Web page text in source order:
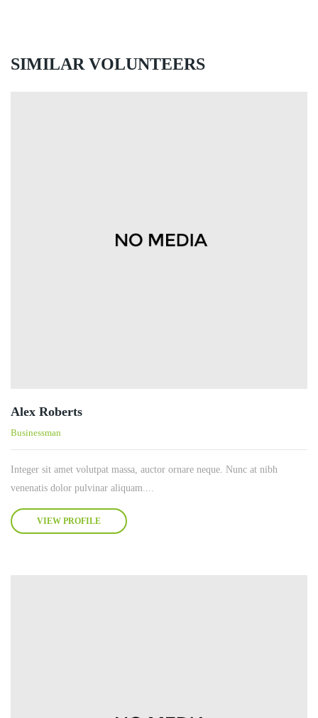
SIMILAR VOLUNTEERS
Alex Roberts
Businessman
Integer sit amet volutpat massa, auctor ornare neque. Nunc at nibh
venenatis dolor pulvinar aliquam....
VIEW PROFILE